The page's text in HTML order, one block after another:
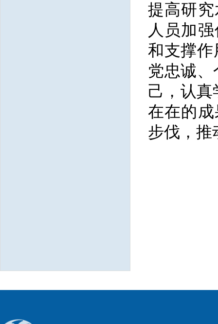
提高研
人员加
和支撑作
党忠诚
己，认真
在在的
步伐，推